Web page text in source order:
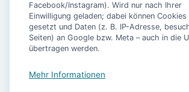
Ausstattung
Facebook/Instagram). Wird nur nach Ihrer
Einwilligung geladen; dabei können Cookies
gesetzt und Daten (z. B. IP-Adresse,
Seiten) an Google bzw. Meta – auch in die
übertragen werden.
Mehr Informationen